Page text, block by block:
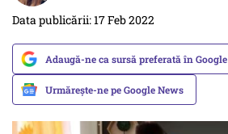
Data publicării: 17 Feb 2022
Adaugă-ne ca sursă preferată în Google
Urmărește-ne pe Google News